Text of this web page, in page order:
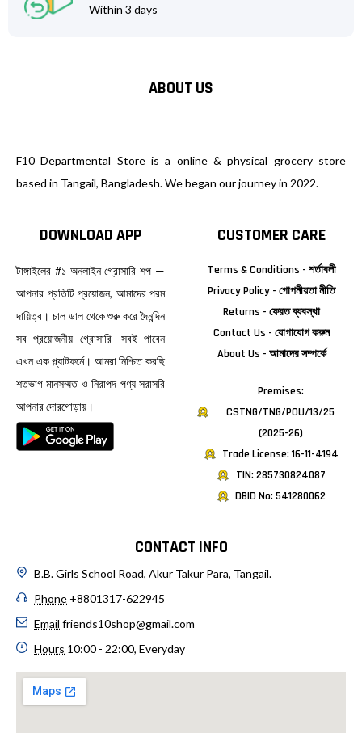
Within 3 days
ABOUT US
F10 Departmental Store is a online & physical grocery store
based in Tangail, Bangladesh. We began our journey in 2022.
DOWNLOAD APP
টাঙ্গাইলের #১ অনলাইন গ্রোসারি শপ —
আপনার প্রতিটি প্রয়োজন, আমাদের পরম
দায়িত্ব। চাল ডাল থেকে শুরু করে দৈনন্দিন
সব প্রয়োজনীয় গ্রোসারি—সবই পাবেন
এখন এক প্ল্যাটফর্মে। আমরা নিশ্চিত করছি
শতভাগ মানসম্মত ও নিরাপদ পণ্য সরাসরি
আপনার দোরগোড়ায়।
CUSTOMER CARE
Terms & Conditions - শর্তাবলী
Privacy Policy - গোপনীয়তা নীতি
Returns - ফেরত ব্যবস্থা
Contact Us - যোগাযোগ করুন
About Us - আমাদের সম্পর্কে
Premises:
CSTNG/TNG/POU/13/25
(2025-26)
Trade License: 16-11-4194
TIN: 285730824087
DBID No: 541280062
CONTACT INFO
B.B. Girls School Road, Akur Takur Para, Tangail.
Phone +8801317-622945
Email friends10shop@gmail.com
Hours 10:00 - 22:00, Everyday